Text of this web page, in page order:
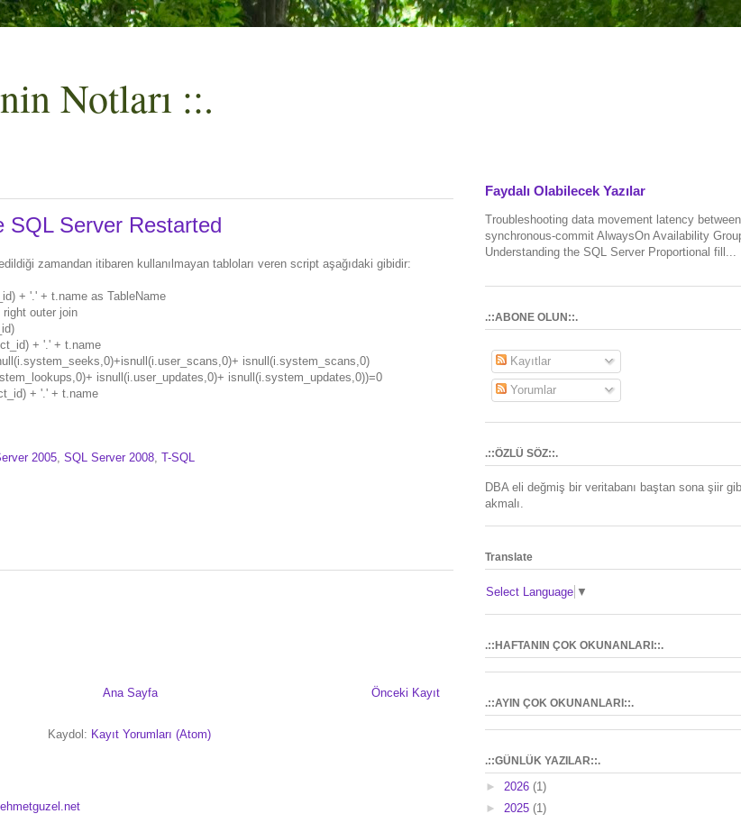
Notları ::.
SQL Server Restarted
zamandan itibaren kullanılmayan tabloları veren script aşağıdaki gibidir:
+ '.' + t.name as TableName
outer join
+ '.' + t.name
isnull(i.system_scans,0)
isnull(i.user_updates,0)+ isnull(i.system_updates,0))=0
+ '.' + t.name
2005 SQL Server 2008 T-SQL
Önceki Kayıt
Ana Sayfa
Kaydol: Kayıt Yorumları (Atom)
Faydalı Olabilecek Yazılar
Troubleshooting data movement latency between
synchronous-commit AlwaysOn Availability
Understanding the SQL Server Proportional fill...
.::ABONE OLUN::.
Kayıtlar
Yorumlar
.::ÖZLÜ SÖZ::.
DBA eli değmiş bir veritabanı baştan sona şiir
akmalı.
Translate
Select Language ▼
.::HAFTANIN ÇOK OKUNANLARI::.
.::AYIN ÇOK OKUNANLARI::.
.::GÜNLÜK YAZILAR::.
► 2026 (1)
► 2025 (1)